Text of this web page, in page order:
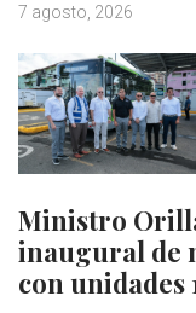
7 agosto, 2026
Ministro
inaugural de
con unidades